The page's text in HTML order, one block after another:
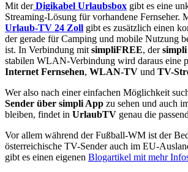
Mit der Digikabel Urlaubsbox gibt es eine
Streaming-Lösung für vorhandene Fernseher.
Urlaub-TV 24 Zoll gibt es zusätzlich einen
der gerade für Camping und mobile Nutzung
ist. In Verbindung mitsimpliFREE, der
stabilen WLAN-Verbindung wird daraus eine
Internet Fernsehen, WLAN-TV und TV-
Wer also nach einer einfachen Möglichkeit
Sender über simpli App zu sehen und auch
bleiben, findet in UrlaubTV genau die
Vor allem während der Fußball-WM ist der
österreichische TV-Sender auch im EU-
gibt es einen eigenen Blogartikel mit mehr